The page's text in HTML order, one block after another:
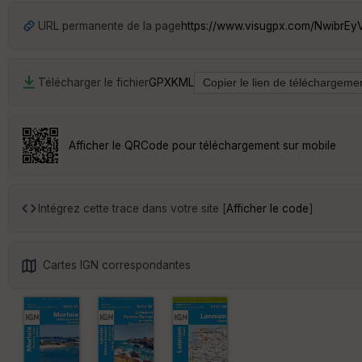
URL permanente de la pagehttps://www.visugpx.com/
Télécharger le fichierGPXKML
Afficher le QRCode pour téléchargement sur mobile
Intégrez cette trace dans votre site [Afficher le code]
Cartes IGN correspondantes